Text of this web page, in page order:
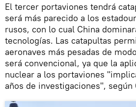
El tercer portaviones tendrá
será más parecido a los
rusos, con lo cual China
tecnologías. Las catapultas
aeronaves más pesadas de
será convencional, ya que la
nuclear a los portaviones
años de investigaciones", según